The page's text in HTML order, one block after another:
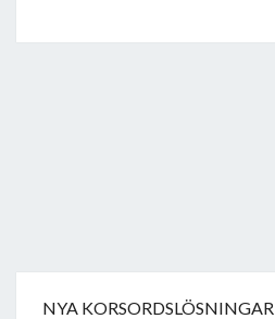
NYA KORSORDSLÖSNINGAR